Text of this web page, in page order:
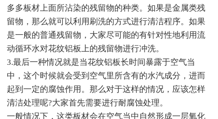
多多板材上面所沾染的残留物的种类。如果是金属类残
留物，那么就可以利用刷洗的方式进行清洁程序。如果
是一般的普通残留物，大家尽可能的有针对性地利用流
动循环水对花纹铝板上的残留物进行冲洗。
3.最后一种情况就是当花纹铝板长时间暴露于空气当
中，这个时候就会受到空气里所含有的水汽成分，进而
起到一定的腐蚀作用。那么对于这样的情况，应该怎样
清洁处理呢?大家首先需要进行耐腐蚀处理。
一般情况下，这类板材会在空气当中自然形成一层氧化